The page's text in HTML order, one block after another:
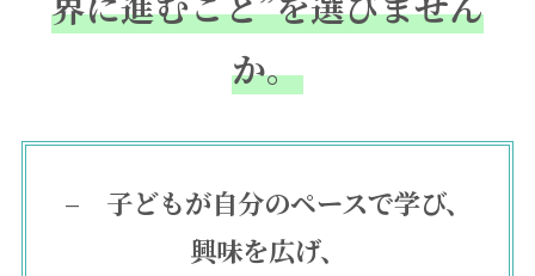
か。
– 子どもが自分のペースで学び、
興味を広げ、